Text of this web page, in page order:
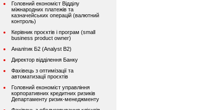
Головний економіст Відділу
міжнародних платежів та
казначейських операцій (валютний
контроль)
Керівник проєктів і програм (small
business product owner)
Аналітик Б2 (Analyst B2)
Директор відділення Банку
Фахівець з оптимізації та
автоматизації проєктів
Головний економіст управління
корпоративних кредитних ризиків
Департаменту ризик-менеджменту